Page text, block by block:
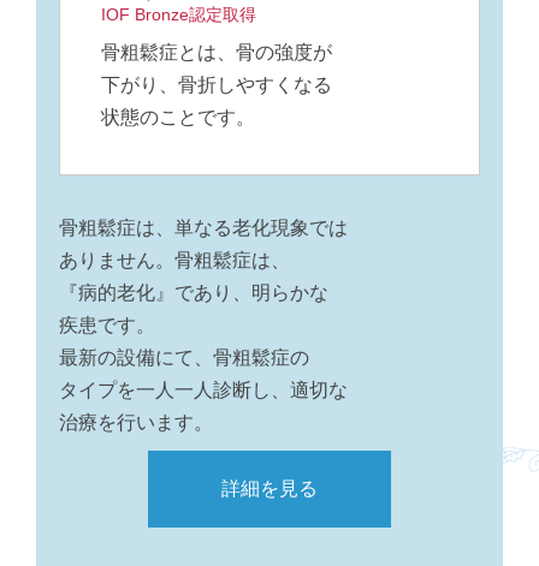
IOF Bronze認定取得
骨粗鬆症とは、骨の強度が
下がり、骨折しやすくなる
状態のことです。
骨粗鬆症は、単なる老化現象では
ありません。骨粗鬆症は、
『病的老化』であり、明らかな
疾患です。
最新の設備にて、骨粗鬆症の
タイプを一人一人診断し、適切な
治療を行います。
詳細を見る